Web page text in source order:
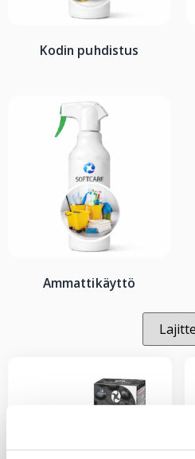
Kodin puhdistus
Ammattikäyttö